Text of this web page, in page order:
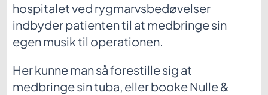
hospitalet ved rygmarvsbedøvelser
indbyder patienten til at medbringe sin
egen musik til operationen.
Her kunne man så forestille sig at
medbringe sin tuba, eller booke Nulle &